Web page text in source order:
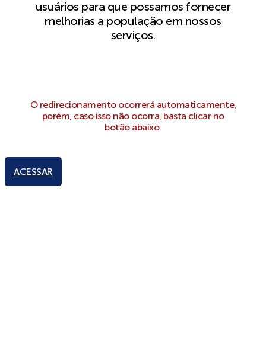
usuários para que possamos fornecer
melhorias a população em nossos
serviços.
O redirecionamento ocorrerá automaticamente,
porém, caso isso não ocorra, basta clicar no
botão abaixo.
ACESSAR